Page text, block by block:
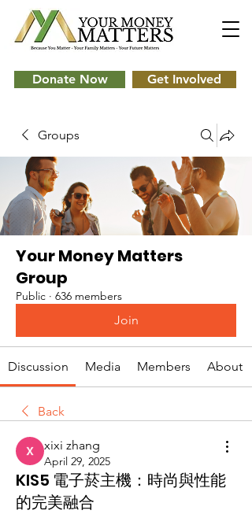
Donate Now Get Involved
Groups
Your Money Matters
Group
Public · 636 members
Join
Discussion Media Members About
Back
xixi zhang
April 29, 2025
KIS5 電子菸主機：時尚與性能
的完美融合